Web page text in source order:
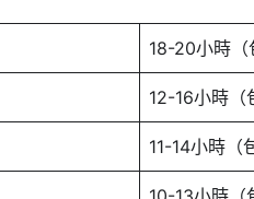
18-20小時（
12-16小時（
11-14小時（